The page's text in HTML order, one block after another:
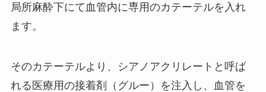
局所麻酔下にて血管内に専用のカテーテルを入れ
ます。
そのカテーテルより、シアノアクリレートと呼ば
れる医療用の接着剤（グルー）を注入し、血管を